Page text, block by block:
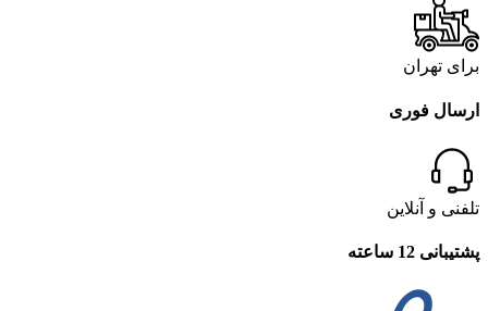
برای تهران
ارسال فوری
تلفنی و آنلاین
پشتیبانی 12 ساعته